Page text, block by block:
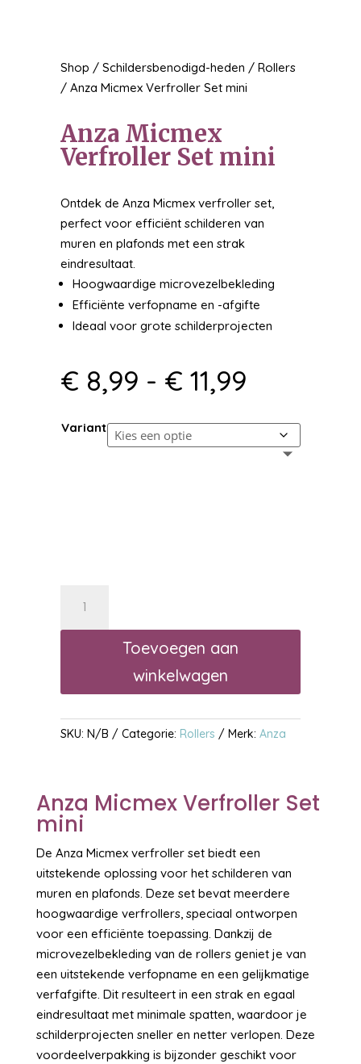
Shop / Schildersbenodigd-heden / Rollers
/ Anza Micmex Verfroller Set mini
Anza Micmex
Verfroller Set mini
Ontdek de Anza Micmex verfroller set,
perfect voor efficiënt schilderen van
muren en plafonds met een strak
eindresultaat.
Hoogwaardige microvezelbekleding
Efficiënte verfopname en -afgifte
Ideaal voor grote schilderprojecten
€ 8,99 - € 11,99
tot
€ 11,99
Variant
Micmex
Verfroller
aantal
Toevoegen aan
winkelwagen
SKU: N/B Categorie: Rollers Merk: Anza
Anza Micmex Verfroller Set
mini
De Anza Micmex verfroller set biedt een
uitstekende oplossing voor het schilderen van
muren en plafonds. Deze set bevat meerdere
hoogwaardige verfrollers, speciaal ontworpen
voor een efficiënte toepassing. Dankzij de
microvezelbekleding van de rollers geniet je van
een uitstekende verfopname en een gelijkmatige
verfafgifte. Dit resulteert in een strak en egaal
eindresultaat met minimale spatten, waardoor je
schilderprojecten sneller en netter verlopen. Deze
voordeelverpakking is bijzonder geschikt voor